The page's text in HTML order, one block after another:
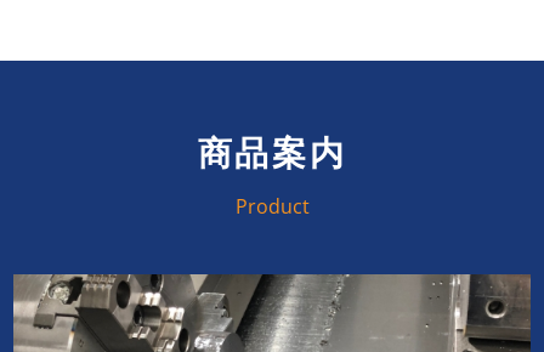
商品案内
Product